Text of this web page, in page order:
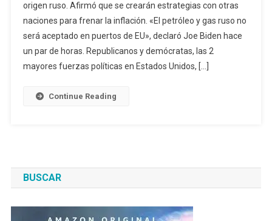
origen ruso. Afirmó que se crearán estrategias con otras
naciones para frenar la inflación. «El petróleo y gas ruso no
será aceptado en puertos de EU», declaró Joe Biden hace
un par de horas. Republicanos y demócratas, las 2
mayores fuerzas políticas en Estados Unidos, […]
Continue Reading
BUSCAR